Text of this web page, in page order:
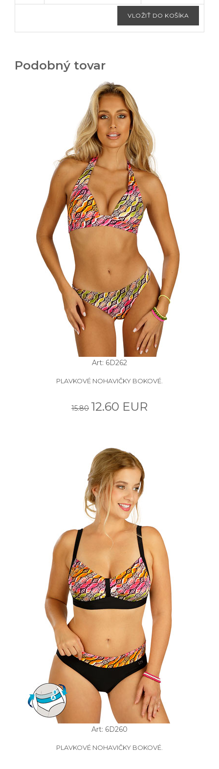
Podobný tovar
Art: 6D262
PLAVKOVÉ NOHAVIČKY BOKOVÉ.
15.80 12.60 EUR
Art: 6D260
PLAVKOVÉ NOHAVIČKY BOKOVÉ.